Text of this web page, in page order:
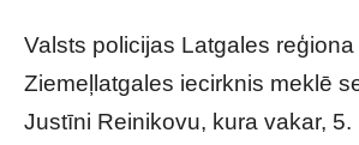
Valsts policijas Latgales
Ziemeļlatgales iecirknis meklē
Justīni Reinikovu, kura vakar, 5.